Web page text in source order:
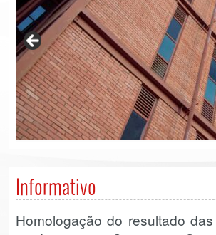
Informativo
Homologação do resultado